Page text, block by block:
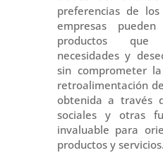
preferencias de
empresas
productos que
necesidades y
sin comprometer
retroalimentación
obtenida a través
sociales y otras
invaluable para
productos y servicios.